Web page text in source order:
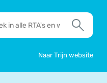
Zoek
Naar Trijn website